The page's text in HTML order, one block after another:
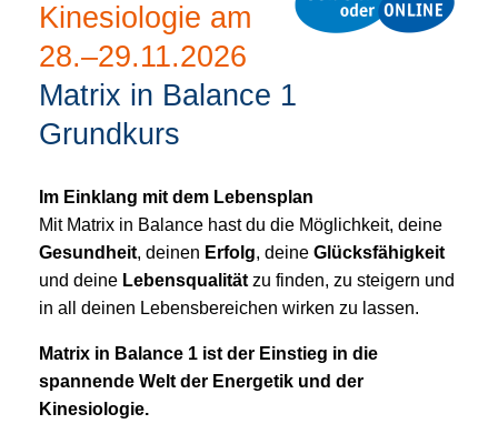
Kinesiologie am
28.–29.11.2026
Matrix in Balance 1
Grundkurs
Im Einklang mit dem Lebensplan
Mit Matrix in Balance hast du die Möglichkeit, deine
Gesundheit, deinen Erfolg, deine Glücksfähigkeit
und deine Lebensqualität zu finden, zu steigern und
in all deinen Lebensbereichen wirken zu lassen.
Matrix in Balance 1 ist der Einstieg in die
spannende Welt der Energetik und der
Kinesiologie.